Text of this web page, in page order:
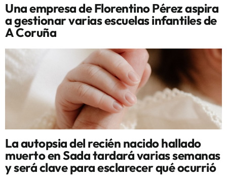
Una empresa de Florentino Pérez aspira
a gestionar varias escuelas infantiles de
A Coruña
La autopsia del recién nacido hallado
muerto en Sada tardará varias semanas
y será clave para esclarecer qué ocurrió